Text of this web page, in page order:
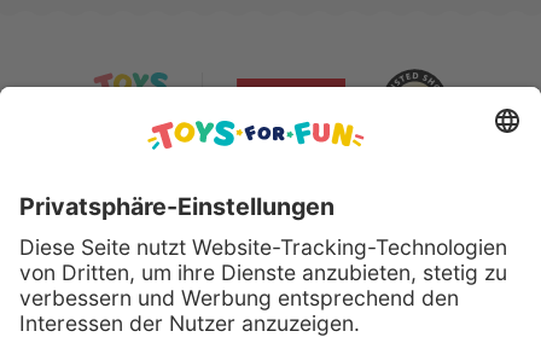
Sicher bezahlen mit: